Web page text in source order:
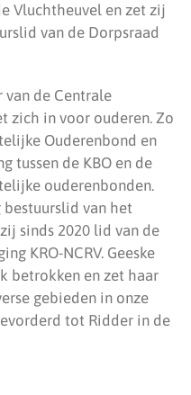
Vluchtheuvel en zet zij
van de Dorpsraad
de Centrale
zich in voor ouderen. Zo
Ouderenbond en
tussen de KBO en de
ouderenbonden.
bestuurslid van het
sinds 2020 lid van de
KRO-NCRV. Geeske
betrokken en zet haar
gebieden in onze
tot Ridder in de